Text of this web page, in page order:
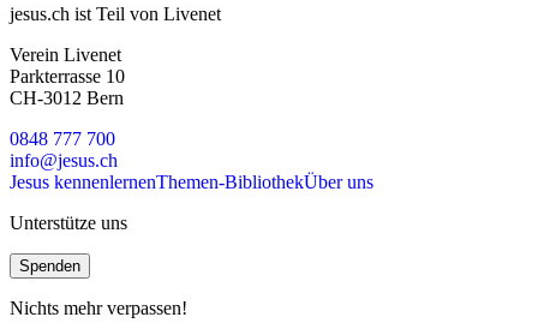
jesus.ch ist Teil von Livenet
Verein Livenet
Parkterrasse 10
CH-3012 Bern
0848 777 700
info@jesus.ch
Jesus kennenlernenThemen-BibliothekÜber uns
Unterstütze uns
Spenden
Nichts mehr verpassen!